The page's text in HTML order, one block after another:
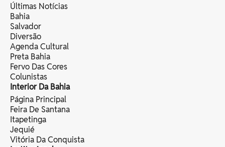
Últimas Notícias
Bahia
Salvador
Diversão
Agenda Cultural
Preta Bahia
Fervo Das Cores
Colunistas
Interior Da Bahia
Página Principal
Feira De Santana
Itapetinga
Jequié
Vitória Da Conquista